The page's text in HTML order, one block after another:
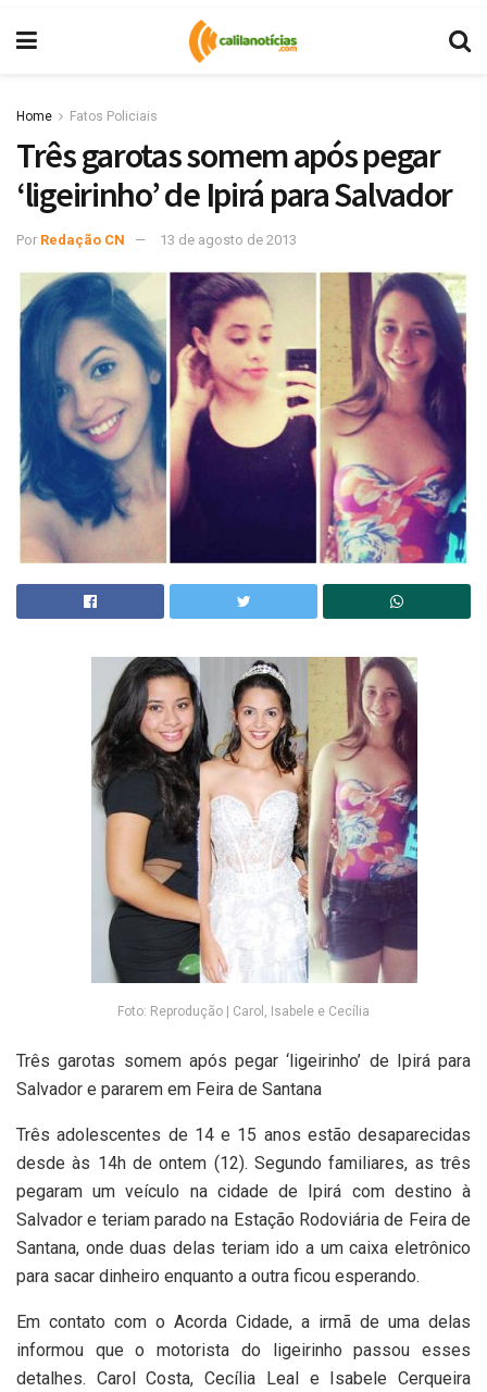
Home Fatos Policiais
Três garotas somem após pegar
‘ligeirinho’ de Ipirá para Salvador
Por Redação CN 13 de agosto de 2013
Foto: Reprodução | Carol, Isabele e Cecília
Três garotas somem após pegar ‘ligeirinho’ de Ipirá para
Salvador e pararem em Feira de Santana
Três adolescentes de 14 e 15 anos estão desaparecidas
desde às 14h de ontem (12). Segundo familiares, as três
pegaram um veículo na cidade de Ipirá com destino à
Salvador e teriam parado na Estação Rodoviária de Feira de
Santana, onde duas delas teriam ido a um caixa eletrônico
para sacar dinheiro enquanto a outra ficou esperando.
Em contato com o Acorda Cidade, a irmã de uma delas
informou que o motorista do ligeirinho passou esses
detalhes. Carol Costa, Cecília Leal e Isabele Cerqueira